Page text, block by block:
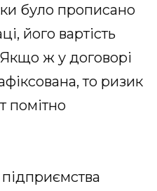
було прописано
його вартість
ж у договорі
то ризик
помітно